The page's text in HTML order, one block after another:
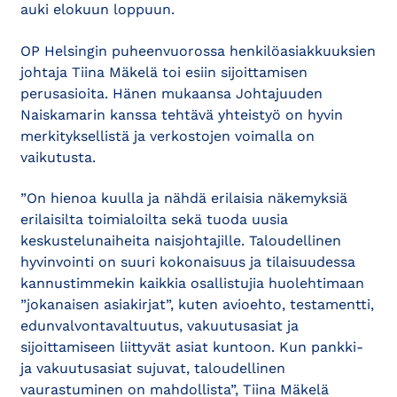
auki elokuun loppuun.
OP Helsingin puheenvuorossa henkilöasiakkuuksien
johtaja Tiina Mäkelä toi esiin sijoittamisen
perusasioita. Hänen mukaansa Johtajuuden
Naiskamarin kanssa tehtävä yhteistyö on hyvin
merkityksellistä ja verkostojen voimalla on
vaikutusta.
”On hienoa kuulla ja nähdä erilaisia näkemyksiä
erilaisilta toimialoilta sekä tuoda uusia
keskustelunaiheita naisjohtajille. Taloudellinen
hyvinvointi on suuri kokonaisuus ja tilaisuudessa
kannustimmekin kaikkia osallistujia huolehtimaan
”jokanaisen asiakirjat”, kuten avioehto, testamentti,
edunvalvontavaltuutus, vakuutusasiat ja
sijoittamiseen liittyvät asiat kuntoon. Kun pankki-
ja vakuutusasiat sujuvat, taloudellinen
vaurastuminen on mahdollista”, Tiina Mäkelä